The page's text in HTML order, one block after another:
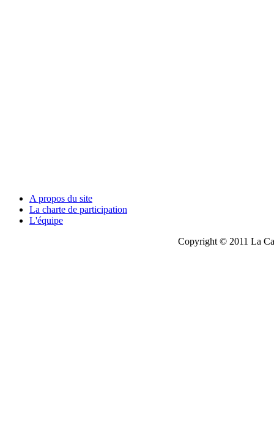
A propos du site
La charte de participation
L'équipe
Copyright © 2011 La